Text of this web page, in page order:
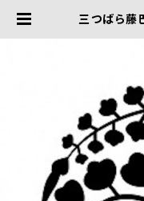
三つばら藤